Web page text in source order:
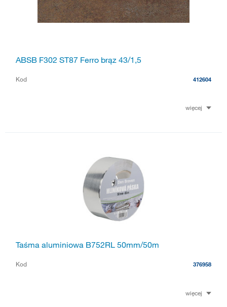
ABSB F302 ST87 Ferro brąz 43/1,5
Kod 412604
więcej
Taśma aluminiowa B752RL 50mm/50m
Kod 376958
więcej